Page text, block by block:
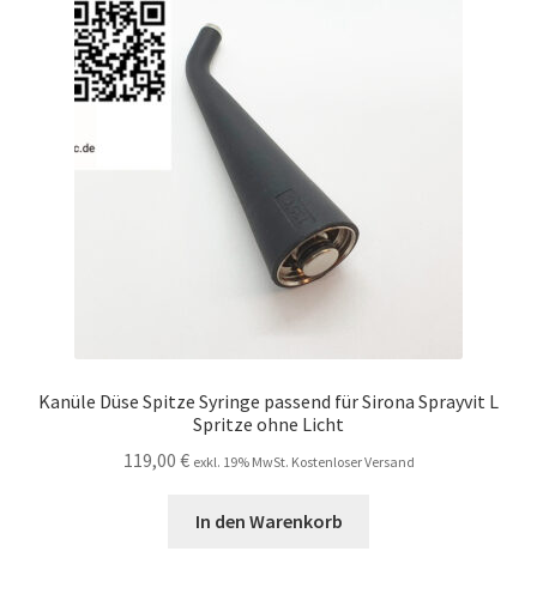
Kanüle Düse Spitze Syringe passend für Sirona Sprayvit L
Spritze ohne Licht
119,00 € exkl. 19% MwSt. Kostenloser Versand
In den Warenkorb